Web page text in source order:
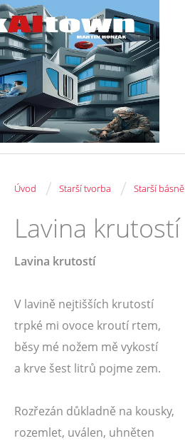
Úvod / Starší tvorba / Starší básně
Lavina krutostí
Lavina krutostí
V lavině nejtišších krutostí
trpké mi ovoce kroutí rtem,
běsy mé nožem mě vykostí
a krve šest litrů pojme zem.
Rozřezán důkladně na kousky,
rozemlet, uválen, uhněten